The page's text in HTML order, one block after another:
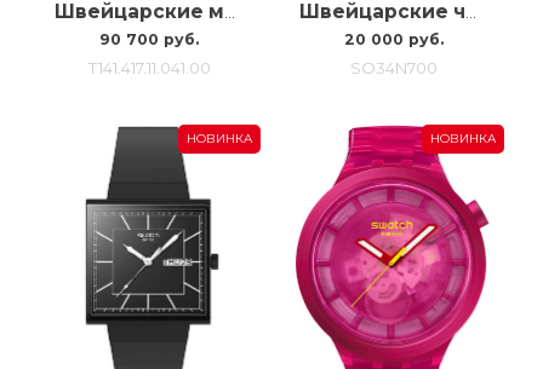
90 700 руб.
T141.417.11.041.00
20 000 руб.
SO34N700
НОВИНКА НОВИНКА